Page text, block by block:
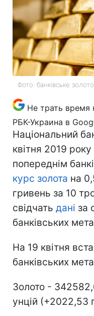
Фото: банківське
Не трать время
РБК-Украина в
Національний
квітня 2019 року
попереднім
курс золота на
гривень за 10
свідчать дані за
банківських
На 19 квітня
банківських
Золото -
унцій (+2022,53